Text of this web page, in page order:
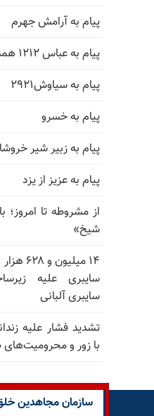
پیام به آرامش جهرم
پیام به عباس ۱۲۱۲ همدان
پیام به سیاوش۲۹۲۱
پیام به خسرو
پیام به زبیر شیر
پیام به عزیز از یزد
از مشروطه تا
شیخ»
سایبری علیه
سایبری آلبانی
تشدید فشار علیه
با زور و
سازمان مجاهدین